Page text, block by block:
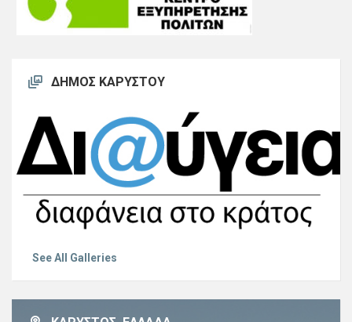
ΔΉΜΟΣ ΚΑΡΎΣΤΟΥ
See All Galleries